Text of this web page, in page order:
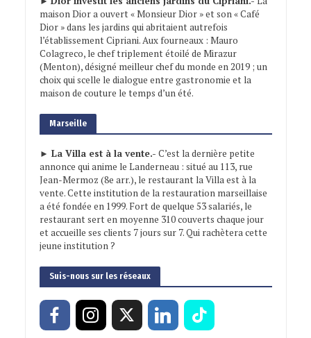
maison Dior a ouvert « Monsieur Dior » et son « Café
Dior » dans les jardins qui abritaient autrefois
l’établissement Cipriani. Aux fourneaux : Mauro
Colagreco, le chef triplement étoilé de Mirazur
(Menton), désigné meilleur chef du monde en 2019 ; un
choix qui scelle le dialogue entre gastronomie et la
maison de couture le temps d’un été.
Marseille
► La Villa est à la vente.- C’est la dernière petite
annonce qui anime le Landerneau : situé au 113, rue
Jean-Mermoz (8e arr.), le restaurant la Villa est à la
vente. Cette institution de la restauration marseillaise
a été fondée en 1999. Fort de quelque 53 salariés, le
restaurant sert en moyenne 310 couverts chaque jour
et accueille ses clients 7 jours sur 7. Qui rachètera cette
jeune institution ?
Suis-nous sur les réseaux